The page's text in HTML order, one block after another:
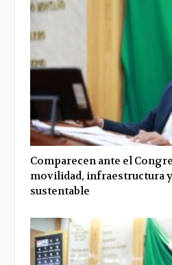
Comparecen ante el
movilidad, infraestructura
sustentable